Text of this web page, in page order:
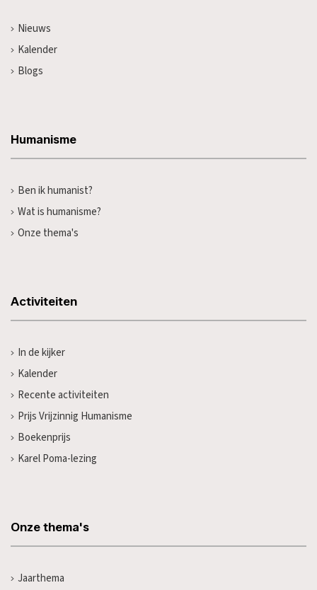
Nieuws
Kalender
Blogs
Humanisme
Ben ik humanist?
Wat is humanisme?
Onze thema's
Activiteiten
In de kijker
Kalender
Recente activiteiten
Prijs Vrijzinnig Humanisme
Boekenprijs
Karel Poma-lezing
Onze thema's
Jaarthema